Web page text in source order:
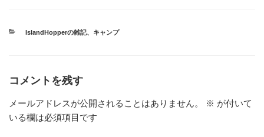
カIslandHopperの雑記、 キャンプ
コメントを残す
メールアドレスが公開されることはありません。 ※ が付いて
いる欄は必須項目です